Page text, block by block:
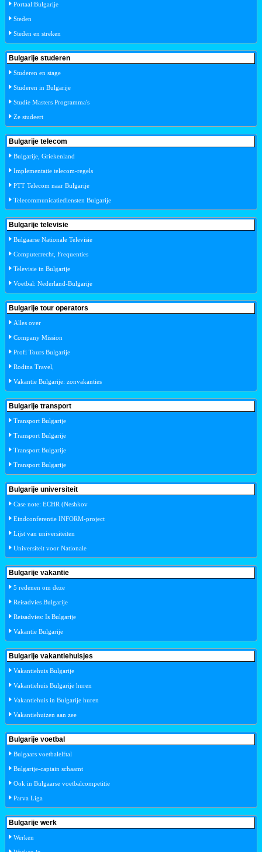
Portaal:Bulgarije
Steden
Steden en streken
Bulgarije studeren
Studeren en stage
Studeren in Bulgarije
Studie Masters Programma's
Ze studeert
Bulgarije telecom
Bulgarije, Griekenland
Implementatie telecom-regels
PTT Telecom naar Bulgarije
Telecommunicatiediensten Bulgarije
Bulgarije televisie
Bulgaarse Nationale Televisie
Computerrecht, Frequenties
Televisie in Bulgarije
Voetbal: Nederland-Bulgarije
Bulgarije tour operators
Alles over
Company Mission
Profi Tours Bulgarije
Rodina Travel,
Vakantie Bulgarije: zonvakanties
Bulgarije transport
Transport Bulgarije
Transport Bulgarije
Transport Bulgarije
Transport Bulgarije
Bulgarije universiteit
Case note: ECHR (Neshkov
Eindconferentie INFORM-project
Lijst van universiteiten
Universiteit voor Nationale
Bulgarije vakantie
5 redenen om deze
Reisadvies Bulgarije
Reisadvies: Is Bulgarije
Vakantie Bulgarije
Bulgarije vakantiehuisjes
Vakantiehuis Bulgarije
Vakantiehuis Bulgarije huren
Vakantiehuis in Bulgarije huren
Vakantiehuizen aan zee
Bulgarije voetbal
Bulgaars voetbalelftal
Bulgarije-captain schaamt
Ook in Bulgaarse voetbalcompetitie
Parva Liga
Bulgarije werk
Werken